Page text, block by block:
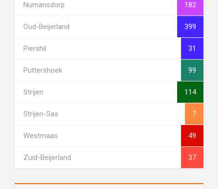
Numansdorp 182
Oud-Beijerland 399
Piershil 31
Puttershoek 99
Strijen 114
Strijen-Sas 7
Westmaas 49
Zuid-Beijerland 37